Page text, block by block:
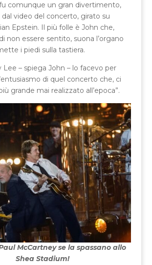
comunque un gran divertimento,
video del concerto, girato su
Epstein. Il più folle è John che,
non essere sentito, suona l’organo
i piedi sulla tastiera.
Lee – spiega John – lo facevo per
di quel concerto che, ci
grande mai realizzato all’epoca”.
McCartney se la spassano allo
Shea Stadium!